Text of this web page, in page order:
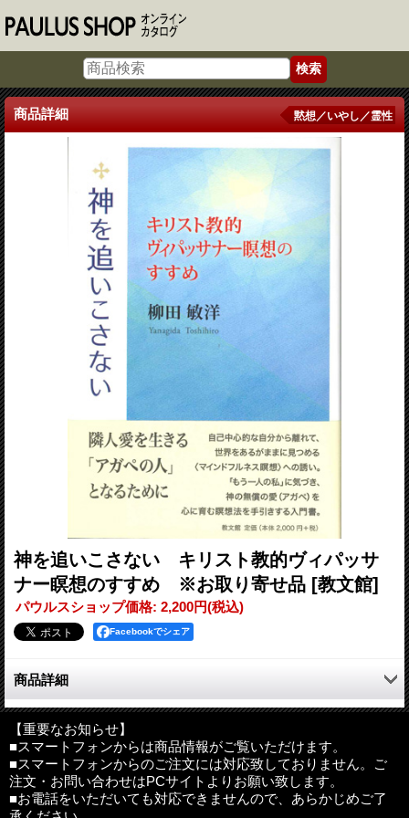
商品詳細 黙想／いやし／霊性
神を追いこさない キリスト教的ヴィパッサ
ナー瞑想のすすめ ※お取り寄せ品 [教文館]
パウルスショップ価格: 2,200円(税込)
Facebookでシェア
商品詳細
隣人愛を生きる「アガペの人」となるために
自己中心的な自分から離れて、世界をあるがままに見つめる〈マ
インドフルネス瞑想〉への誘い。「もう一人の私」に気づき、神
の無償の愛（アガペ）を心に育む瞑想法を手引きする入門書。
【重要なお知らせ】
■スマートフォンからは商品情報がご覧いただけます。
■スマートフォンからのご注文には対応致しておりません。ご
注文・お問い合わせはPCサイトよりお願い致します。
■お電話をいただいても対応できませんので、あらかじめご了